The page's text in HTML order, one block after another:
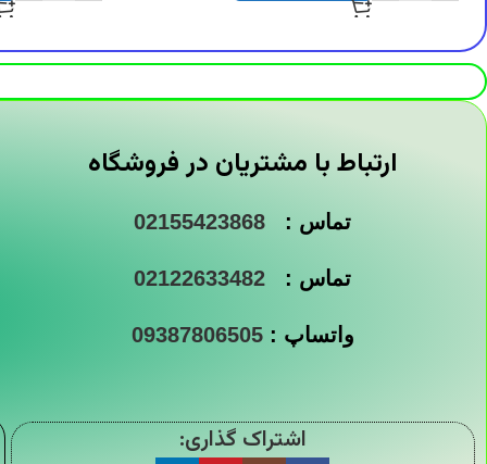
ارتباط با مشتریان در فروشگاه
تماس : 02155423868
تماس : 02122633482
واتساپ :09387806505
اشتراک گذاری: